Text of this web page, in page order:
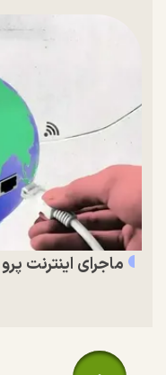
ماجرای اینترنت